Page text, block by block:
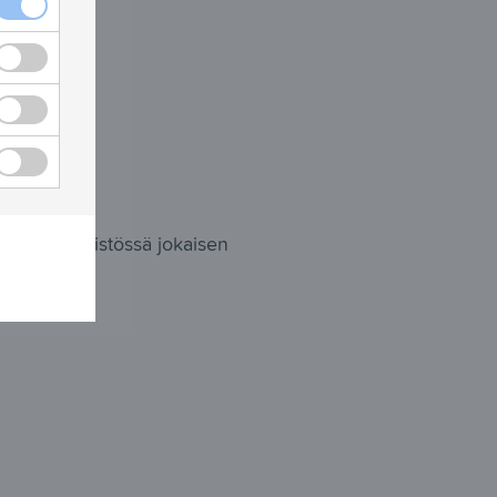
ympäristössä jokaisen
cookies checkbox
cookies checkbox
cookies checkbox
measurement cookies checkbox